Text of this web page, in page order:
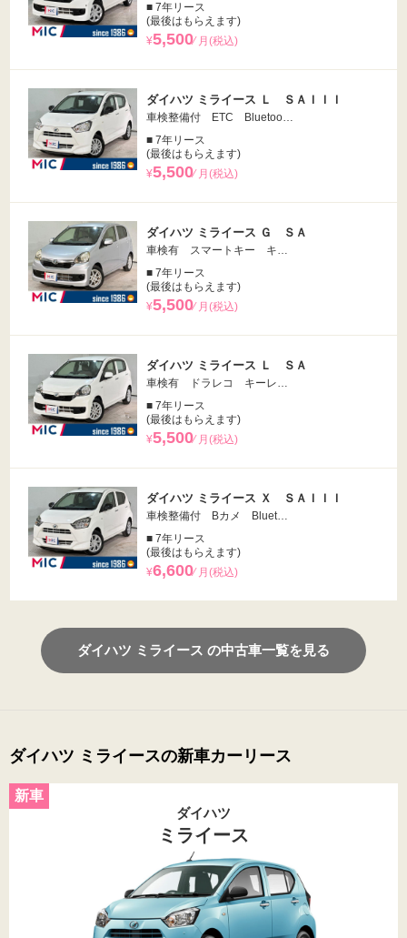
■ 7年リース
(最後はもらえます)
¥5,500⁄ 月(税込)
ダイハツ ミライース Ｌ ＳＡＩＩＩ
車検整備付 ETC Bluetoo…
■ 7年リース
(最後はもらえます)
¥5,500⁄ 月(税込)
ダイハツ ミライース Ｇ ＳＡ
車検有 スマートキー キ…
■ 7年リース
(最後はもらえます)
¥5,500⁄ 月(税込)
ダイハツ ミライース Ｌ ＳＡ
車検有 ドラレコ キーレ…
■ 7年リース
(最後はもらえます)
¥5,500⁄ 月(税込)
ダイハツ ミライース Ｘ ＳＡＩＩＩ
車検整備付 Bカメ Bluet…
■ 7年リース
(最後はもらえます)
¥6,600⁄ 月(税込)
ダイハツ ミライース の中古車一覧を見る
ダイハツ ミライースの新車カーリース
ダイハツ
ミライース